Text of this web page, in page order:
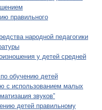
правильного
народной педагогики
у детей средней
обучению детей
с использованием малых
звуков”
детей правильному